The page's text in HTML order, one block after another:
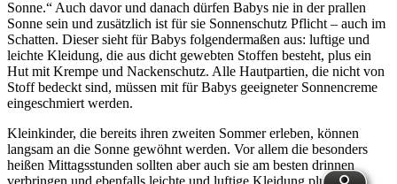
Sonne.“ Auch davor und danach dürfen Babys nie in der prallen
Sonne sein und zusätzlich ist für sie Sonnenschutz Pflicht – auch im
Schatten. Dieser sieht für Babys folgendermaßen aus: luftige und
leichte Kleidung, die aus dicht gewebten Stoffen besteht, plus ein
Hut mit Krempe und Nackenschutz. Alle Hautpartien, die nicht von
Stoff bedeckt sind, müssen mit für Babys geeigneter Sonnencreme
eingeschmiert werden.
Kleinkinder, die bereits ihren zweiten Sommer erleben, können
langsam an die Sonne gewöhnt werden. Vor allem die besonders
heißen Mittagsstunden sollten aber auch sie am besten drinnen
verbringen und ebenfalls leichte und luftige Kleidung plus einen